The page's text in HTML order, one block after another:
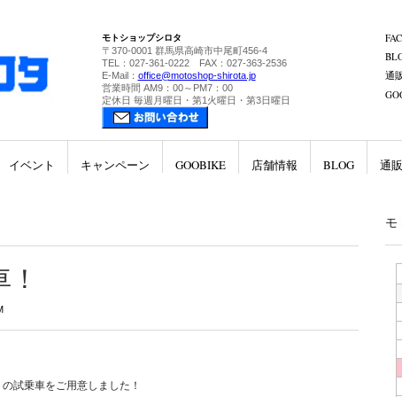
モトショップシロタ
〒370-0001 群馬県高崎市中尾町456-4
TEL：027-361-0222 FAX：027-363-2536
E-Mail： office@motoshop-shirota.jp
営業時間 AM9：00～PM7：00
定休日 毎週月曜日・第1火曜日・第3日曜日
通
イベント キャンペーン GOOBIKE 店舗情報 BLOG 通販
試乗車をご用意しました！
モ